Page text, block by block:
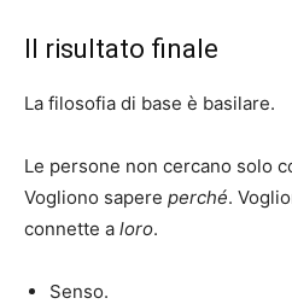
Il risultato finale
La filosofia di base è basilare.
Le persone non cercano solo
Vogliono sapere perché.
connette a loro.
Senso.